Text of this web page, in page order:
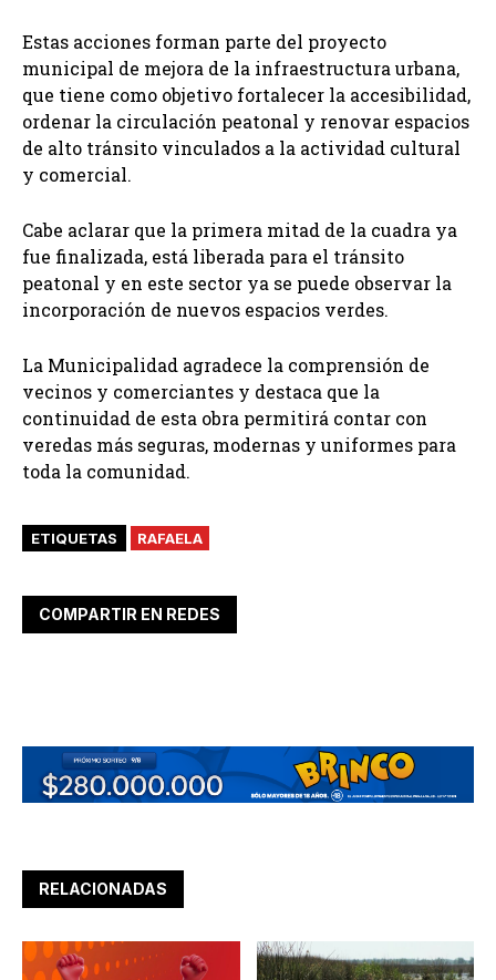
Estas acciones forman parte del proyecto
municipal de mejora de la infraestructura urbana,
que tiene como objetivo fortalecer la accesibilidad,
ordenar la circulación peatonal y renovar espacios
de alto tránsito vinculados a la actividad cultural
y comercial.
Cabe aclarar que la primera mitad de la cuadra ya
fue finalizada, está liberada para el tránsito
peatonal y en este sector ya se puede observar la
incorporación de nuevos espacios verdes.
La Municipalidad agradece la comprensión de
vecinos y comerciantes y destaca que la
continuidad de esta obra permitirá contar con
veredas más seguras, modernas y uniformes para
toda la comunidad.
ETIQUETAS RAFAELA
COMPARTIR EN REDES
RELACIONADAS